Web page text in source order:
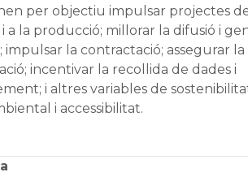
per objectiu impulsar projectes
a la producció; millorar la difusió i
impulsar la contractació; assegurar la
incentivar la recollida de dades i
i altres variables de
i accessibilitat.